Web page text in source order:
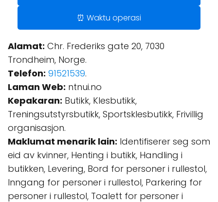
⏰ Waktu operasi
Alamat: Chr. Frederiks gate 20, 7030
Trondheim, Norge.
Telefon: 91521539.
Laman Web: ntnui.no
Kepakaran: Butikk, Klesbutikk,
Treningsutstyrsbutikk, Sportsklesbutikk, Frivillig
organisasjon.
Maklumat menarik lain: Identifiserer seg som
eid av kvinner, Henting i butikk, Handling i
butikken, Levering, Bord for personer i rullestol,
Inngang for personer i rullestol, Parkering for
personer i rullestol, Toalett for personer i